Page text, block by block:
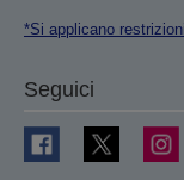
*Si applicano restrizioni
Seguici